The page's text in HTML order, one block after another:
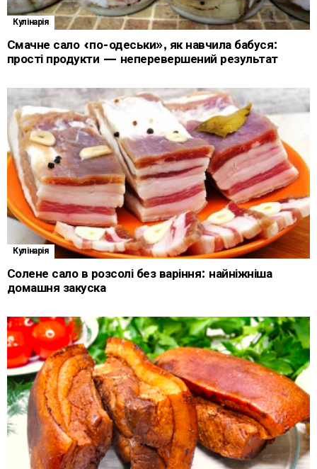
Кулінарія
Смачне сало «по-одеськи», як навчила бабуся:
прості продукти — неперевершений результат
Кулінарія
Солене сало в розсолі без варіння: найніжніша
домашня закуска